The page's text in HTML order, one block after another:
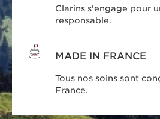
Clarins s'engage pour
responsable.
MADE IN FRANCE
Tous nos soins sont
France.